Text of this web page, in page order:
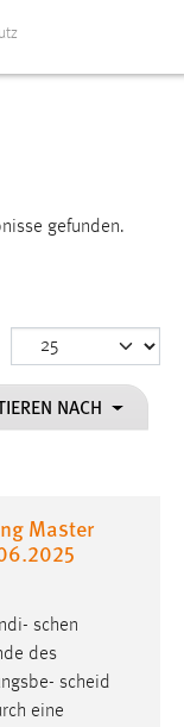
gefunden.
NACH
Master
schen
des
scheid
eine
Funktion der
Einverständnis-
diesem Cookie